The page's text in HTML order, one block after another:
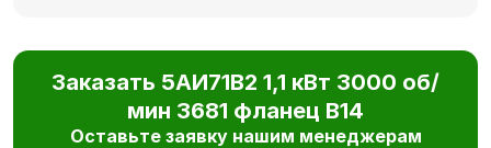
Заказать 5АИ71В2 1,1 кВт 3000 об/
мин 3681 фланец В14
Оставьте заявку нашим менеджерам